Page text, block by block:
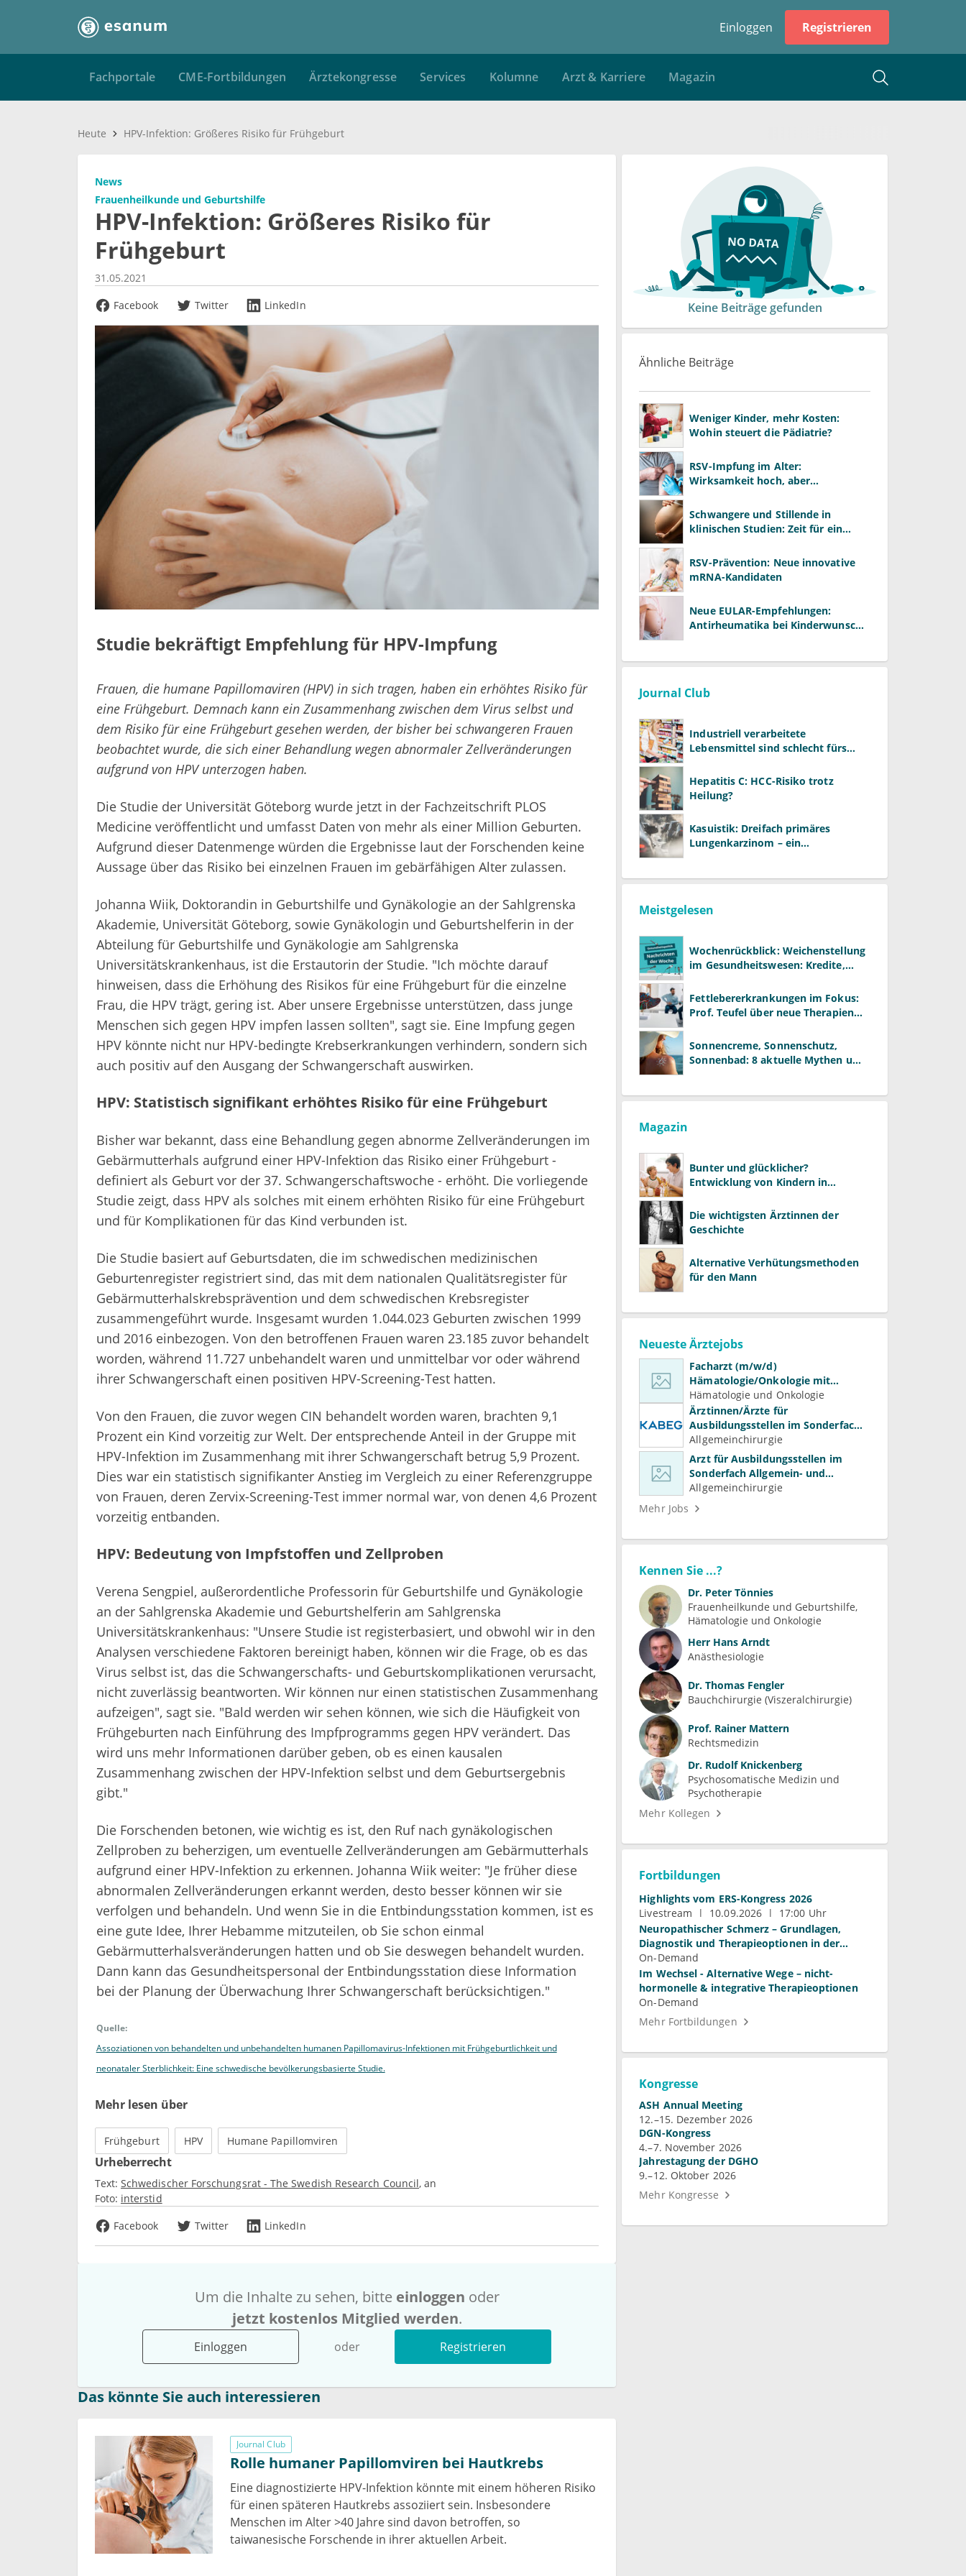
Einloggen Registrieren
Fachportale CME-Fortbildungen Ärztekongresse Services Kolumne Arzt & Karriere Magazin
Heute HPV-Infektion: Größeres Risiko für Frühgeburt
News
Frauenheilkunde und Geburtshilfe
HPV-Infektion: Größeres Risiko für
Frühgeburt
31.05.2021
Facebook
Twitter LinkedIn
Studie bekräftigt Empfehlung für HPV-Impfung
Frauen, die humane Papillomaviren (HPV) in sich tragen, haben ein erhöhtes Risiko für
eine Frühgeburt. Demnach kann ein Zusammenhang zwischen dem Virus selbst und
dem Risiko für eine Frühgeburt gesehen werden, der bisher bei schwangeren Frauen
beobachtet wurde, die sich einer Behandlung wegen abnormaler Zellveränderungen
aufgrund von HPV unterzogen haben.
Die Studie der Universität Göteborg wurde jetzt in der Fachzeitschrift PLOS
Medicine veröffentlicht und umfasst Daten von mehr als einer Million Geburten.
Aufgrund dieser Datenmenge würden die Ergebnisse laut der Forschenden keine
Aussage über das Risiko bei einzelnen Frauen im gebärfähigen Alter zulassen.
Johanna Wiik, Doktorandin in Geburtshilfe und Gynäkologie an der Sahlgrenska
Akademie, Universität Göteborg, sowie Gynäkologin und Geburtshelferin in der
Abteilung für Geburtshilfe und Gynäkologie am Sahlgrenska
Universitätskrankenhaus, ist die Erstautorin der Studie. "Ich möchte darauf
hinweisen, dass die Erhöhung des Risikos für eine Frühgeburt für die einzelne
Frau, die HPV trägt, gering ist. Aber unsere Ergebnisse unterstützen, dass junge
Menschen sich gegen HPV impfen lassen sollten", sagt sie. Eine Impfung gegen
HPV könnte nicht nur HPV-bedingte Krebserkrankungen verhindern, sondern sich
auch positiv auf den Ausgang der Schwangerschaft auswirken.
HPV: Statistisch signifikant erhöhtes Risiko für eine Frühgeburt
Bisher war bekannt, dass eine Behandlung gegen abnorme Zellveränderungen im
Gebärmutterhals aufgrund einer HPV-Infektion das Risiko einer Frühgeburt -
definiert als Geburt vor der 37. Schwangerschaftswoche - erhöht. Die vorliegende
Studie zeigt, dass HPV als solches mit einem erhöhten Risiko für eine Frühgeburt
und für Komplikationen für das Kind verbunden ist.
Die Studie basiert auf Geburtsdaten, die im schwedischen medizinischen
Geburtenregister registriert sind, das mit dem nationalen Qualitätsregister für
Gebärmutterhalskrebsprävention und dem schwedischen Krebsregister
zusammengeführt wurde. Insgesamt wurden 1.044.023 Geburten zwischen 1999
und 2016 einbezogen. Von den betroffenen Frauen waren 23.185 zuvor behandelt
worden, während 11.727 unbehandelt waren und unmittelbar vor oder während
ihrer Schwangerschaft einen positiven HPV-Screening-Test hatten.
Von den Frauen, die zuvor wegen CIN behandelt worden waren, brachten 9,1
Prozent ein Kind vorzeitig zur Welt. Der entsprechende Anteil in der Gruppe mit
HPV-Infektion im Zusammenhang mit ihrer Schwangerschaft betrug 5,9 Prozent.
Dies war ein statistisch signifikanter Anstieg im Vergleich zu einer Referenzgruppe
von Frauen, deren Zervix-Screening-Test immer normal war, von denen 4,6 Prozent
vorzeitig entbanden.
HPV: Bedeutung von Impfstoffen und Zellproben
Verena Sengpiel, außerordentliche Professorin für Geburtshilfe und Gynäkologie
an der Sahlgrenska Akademie und Geburtshelferin am Sahlgrenska
Universitätskrankenhaus: "Unsere Studie ist registerbasiert, und obwohl wir in den
Analysen verschiedene Faktoren bereinigt haben, können wir die Frage, ob es das
Virus selbst ist, das die Schwangerschafts- und Geburtskomplikationen verursacht,
nicht zuverlässig beantworten. Wir können nur einen statistischen Zusammenhang
aufzeigen", sagt sie. "Bald werden wir sehen können, wie sich die Häufigkeit von
Frühgeburten nach Einführung des Impfprogramms gegen HPV verändert. Das
wird uns mehr Informationen darüber geben, ob es einen kausalen
Zusammenhang zwischen der HPV-Infektion selbst und dem Geburtsergebnis
gibt."
Die Forschenden betonen, wie wichtig es ist, den Ruf nach gynäkologischen
Zellproben zu beherzigen, um eventuelle Zellveränderungen am Gebärmutterhals
aufgrund einer HPV-Infektion zu erkennen. Johanna Wiik weiter: "Je früher diese
abnormalen Zellveränderungen erkannt werden, desto besser können wir sie
verfolgen und behandeln. Und wenn Sie in die Entbindungsstation kommen, ist es
eine gute Idee, Ihrer Hebamme mitzuteilen, ob Sie schon einmal
Gebärmutterhalsveränderungen hatten und ob Sie deswegen behandelt wurden.
Dann kann das Gesundheitspersonal der Entbindungsstation diese Information
bei der Planung der Überwachung Ihrer Schwangerschaft berücksichtigen."
Quelle:
Assoziationen von behandelten und unbehandelten humanen Papillomavirus-Infektionen mit Frühgeburtlichkeit und
neonataler Sterblichkeit: Eine schwedische bevölkerungsbasierte Studie.
Mehr lesen über
Frühgeburt HPV Humane Papillomviren
Urheberrecht
Text: Schwedischer Forschungsrat - The Swedish Research Council an
Foto: interstid
Facebook
Twitter LinkedIn
Um die Inhalte zu sehen, bitte einloggen oder
jetzt kostenlos Mitglied werden.
Einloggen oder Registrieren
Das könnte Sie auch interessieren
Journal Club
Rolle humaner Papillomviren bei Hautkrebs
Eine diagnostizierte HPV-Infektion könnte mit einem höheren Risiko
für einen späteren Hautkrebs assoziiert sein. Insbesondere
Menschen im Alter >40 Jahre sind davon betroffen, so
taiwanesische Forschende in ihrer aktuellen Arbeit.
Keine Beiträge gefunden
Ähnliche Beiträge
Weniger Kinder, mehr Kosten:
Wohin steuert die Pädiatrie?
RSV-Impfung im Alter:
Wirksamkeit hoch, aber
Schwangere und Stillende in
klinischen Studien: Zeit für ein
RSV-Prävention: Neue innovative
mRNA-Kandidaten
Neue EULAR-Empfehlungen:
Antirheumatika bei Kinderwunsch
Journal Club
Industriell verarbeitete
Lebensmittel sind schlecht fürs
Hepatitis C: HCC-Risiko trotz
Heilung?
Kasuistik: Dreifach primäres
Lungenkarzinom – ein
Meistgelesen
Wochenrückblick: Weichenstellung
im Gesundheitswesen: Kredite,
Fettlebererkrankungen im Fokus:
Prof. Teufel über neue Therapien
Sonnencreme, Sonnenschutz,
Sonnenbad: 8 aktuelle Mythen und
Magazin
Bunter und glücklicher?
Entwicklung von Kindern in
Die wichtigsten Ärztinnen der
Geschichte
Alternative Verhütungsmethoden
für den Mann
Neueste Ärztejobs
Facharzt (m/w/d)
Hämatologie/Onkologie mit
Beteiligung an Forschung und
Lehre
Hämatologie und Onkologie
Ärztinnen/Ärzte für
Ausbildungsstellen im Sonderfach
Allgemein- und Viszeralchirurgie
Allgemeinchirurgie
Arzt für Ausbildungsstellen im
Sonderfach Allgemein- und
Gefäßchirurgie (m/w/d)
Allgemeinchirurgie
Mehr Jobs
Kennen Sie ...?
Dr. Peter Tönnies
Frauenheilkunde und Geburtshilfe
Hämatologie und Onkologie
Herr Hans Arndt
Anästhesiologie
Dr. Thomas Fengler
Bauchchirurgie (Viszeralchirurgie)
Prof. Rainer Mattern
Rechtsmedizin
Dr. Rudolf Knickenberg
Psychosomatische Medizin und
Psychotherapie
Mehr Kollegen
Fortbildungen
Highlights vom ERS-Kongress 2026
Livestream
10.09.2026
17:00 Uhr
Neuropathischer Schmerz – Grundlagen,
Diagnostik und Therapieoptionen in der
Praxis
On-Demand
Im Wechsel - Alternative Wege – nicht-
hormonelle & integrative Therapieoptionen
On-Demand
Mehr Fortbildungen
Kongresse
ASH Annual Meeting
12.–15. Dezember 2026
DGN-Kongress
4.–7. November 2026
Jahrestagung der DGHO
9.–12. Oktober 2026
Mehr Kongresse